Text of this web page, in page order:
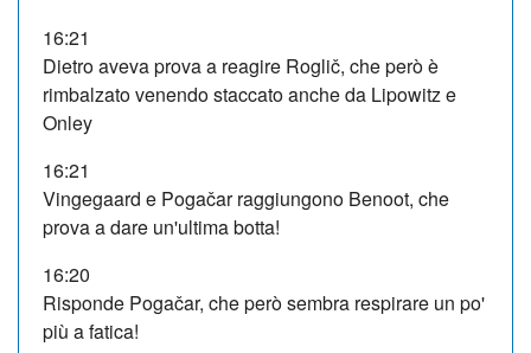
16:21
Dietro aveva prova a reagire Roglič, che però è
rimbalzato venendo staccato anche da Lipowitz e
Onley
16:21
Vingegaard e Pogačar raggiungono Benoot, che
prova a dare un'ultima botta!
16:20
Risponde Pogačar, che però sembra respirare un po'
più a fatica!